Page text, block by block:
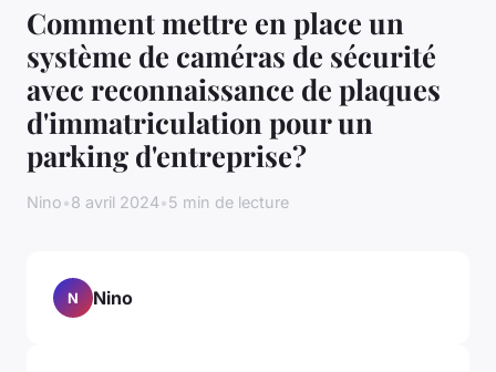
Comment mettre en place un
système de caméras de sécurité
avec reconnaissance de plaques
d'immatriculation pour un
parking d'entreprise?
Nino•8 avril 2024•5 min de lecture
N Nino